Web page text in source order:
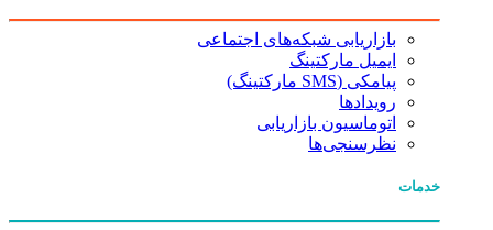
بازاریابی شبکه‌های اجتماعی
ایمیل مارکتینگ
پیامکی (SMS مارکتینگ)
رویدادها
اتوماسیون بازاریابی
نظرسنجی‌ها
خدمات